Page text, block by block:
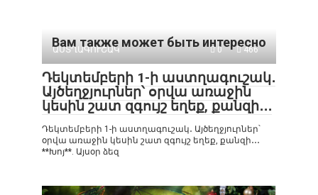
Вам также может быть интересно
ԱՍՏՂԱԳՈՒՇԱԿ 0 466
Դեկտեմբերի 1-ի աստղագուշակ․
Այծեղջյուրներ՝ օրվա առաջին
կեսին շատ զգույշ եղեք, քանզի․․․
Դեկտեմբերի 1-ի աստղագուշակ․ Այծեղջյուրներ՝
օրվա առաջին կեսին շատ զգույշ եղեք, քանզի․․․
**Խոյ**. Այսօր ձեզ